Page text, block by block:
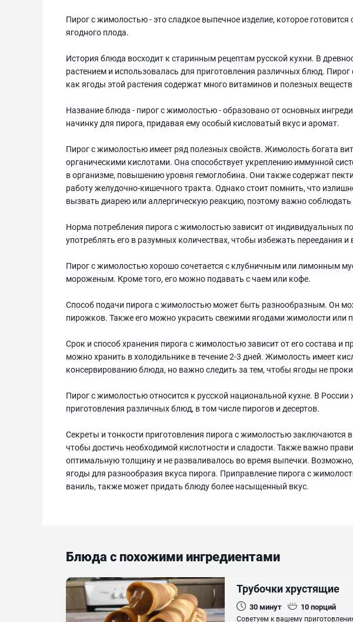
Пирог с жимолостью - это сладкое выпечное изделие, которое
ягодного плода.
История блюда восходит к старинным рецептам русской кухни. В
растением и использовалась для приготовления различных блюд.
как ягоды этой растения содержат много витаминов и полезных
Название блюда - пирог с жимолостью - образовано от основных
начинку для пирога, придавая ему особый кисловатый вкус и аромат.
Пирог с жимолостью имеет ряд полезных свойств. Жимолость богата
органическими кислотами. Она способствует укреплению иммунной
в организме, повышению уровня гемоглобина. Они также содержат
работу желудочно-кишечного тракта. Однако стоит помнить, что
вызвать диарею или аллергическую реакцию, поэтому важно соблюдать
Норма потребления пирога с жимолостью зависит от индивидуальных
употреблять его в разумных количествах, чтобы избежать переедания
Пирог с жимолостью хорошо сочетается с клубничным или лимонным
мороженым. Кроме того, его можно подавать с чаем или кофе.
Способ подачи пирога с жимолостью может быть разнообразным. Он
пирожков. Также его можно украсить свежими ягодами жимолости или
Срок и способ хранения пирога с жимолостью зависит от его состава и
можно хранить в холодильнике в течение 2-3 дней. Жимолость имеет
консервированию блюда, но важно следить за тем, чтобы ягоды не
Пирог с жимолостью относится к русской национальной кухне. В
приготовления различных блюд, в том числе пирогов и десертов.
Секреты и тонкости приготовления пирога с жимолостью заключаются
чтобы достичь необходимой кислотности и сладости. Также важно
оптимальную толщину и не разваливалось во время выпечки.
ягоды для разнообразия вкуса пирога. Приправление пирога с
ваниль, также может придать блюду более насыщенный вкус.
Блюда с похожими ингредиентами
Трубочки хрустящие
30минут 10порций
Советуем к вашему